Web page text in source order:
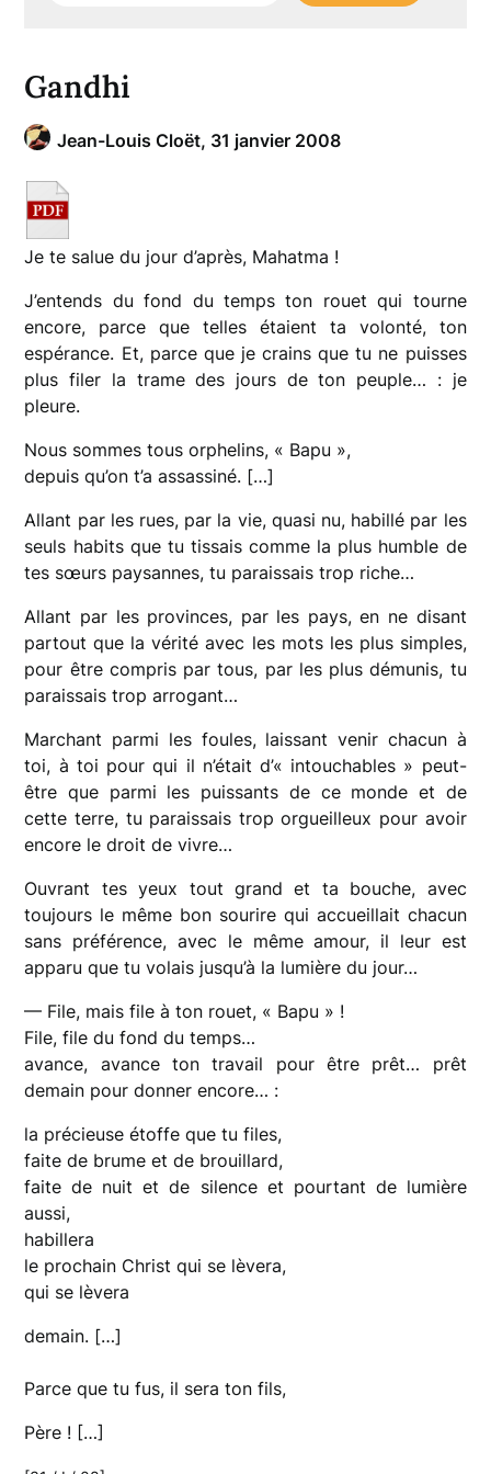
Gandhi
Jean-Louis Cloët, 31 janvier 2008
Je te salue du jour d’après, Mahatma !
J’entends du fond du temps ton rouet qui tourne
encore, parce que telles étaient ta volonté, ton
espérance. Et, parce que je crains que tu ne puisses
plus filer la trame des jours de ton peuple… : je
pleure.
Nous sommes tous orphelins, « Bapu »,
depuis qu’on t’a assassiné. […]
Allant par les rues, par la vie, quasi nu, habillé par les
seuls habits que tu tissais comme la plus humble de
tes sœurs paysannes, tu paraissais trop riche…
Allant par les provinces, par les pays, en ne disant
partout que la vérité avec les mots les plus simples,
pour être compris par tous, par les plus démunis, tu
paraissais trop arrogant…
Marchant parmi les foules, laissant venir chacun à
toi, à toi pour qui il n’était d’« intouchables » peut-
être que parmi les puissants de ce monde et de
cette terre, tu paraissais trop orgueilleux pour avoir
encore le droit de vivre…
Ouvrant tes yeux tout grand et ta bouche, avec
toujours le même bon sourire qui accueillait chacun
sans préférence, avec le même amour, il leur est
apparu que tu volais jusqu’à la lumière du jour…
— File, mais file à ton rouet, « Bapu » !
File, file du fond du temps…
avance, avance ton travail pour être prêt… prêt
demain pour donner encore… :
la précieuse étoffe que tu files,
faite de brume et de brouillard,
faite de nuit et de silence et pourtant de lumière
aussi,
habillera
le prochain Christ qui se lèvera,
qui se lèvera
demain. […]
Parce que tu fus, il sera ton fils,
Père ! […]